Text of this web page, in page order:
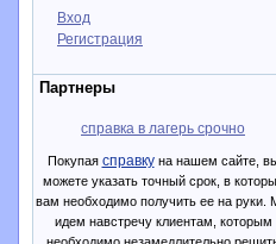
Вход
Регистрация
Партнеры
справка в лагерь срочно
Покупая справкуна нашем сайте,
можете указать точный срок, в
вам необходимо получить ее на руки.
идем навстречу клиентам, которым